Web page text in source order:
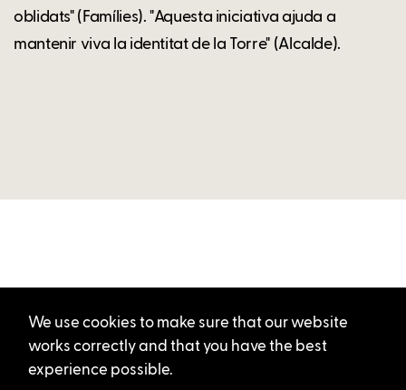
oblidats" (Famílies). "Aquesta iniciativa ajuda a
mantenir viva la identitat de la Torre" (Alcalde).
We use cookies to make sure that our website
works correctly and that you have the best
experience possible.